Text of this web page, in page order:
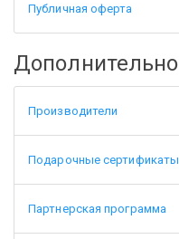
Публичная оферта
Дополнительно
Производители
Подарочные сертификаты
Партнерская программа